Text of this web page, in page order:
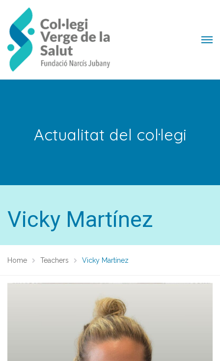
Actualitat del col·legi
Vicky Martínez
Home Teachers Vicky Martínez